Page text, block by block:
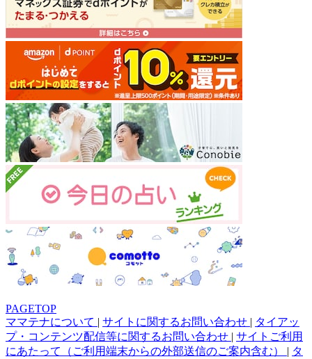
PAGETOP
ママテナについて | サイトに関するお問い合わせ | タイアッ
プ・コンテンツ配信等に関するお問い合わせ | サイトご利用
にあたって（ご利用端末からの外部送信のご案内含む） | タ